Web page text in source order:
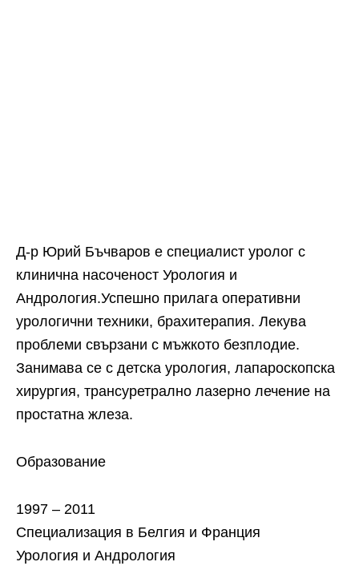
Д-р Юрий Бъчваров е специалист уролог с
клинична насоченост Урология и
Андрология.Успешно прилага оперативни
урологични техники, брахитерапия. Лекува
проблеми свързани с мъжкото безплодие.
Занимава се с детска урология, лапароскопска
хирургия, трансуретрално лазерно лечение на
простатна жлеза.
Образование
1997 – 2011
Специализация в Белгия и Франция
Урология и Андрология